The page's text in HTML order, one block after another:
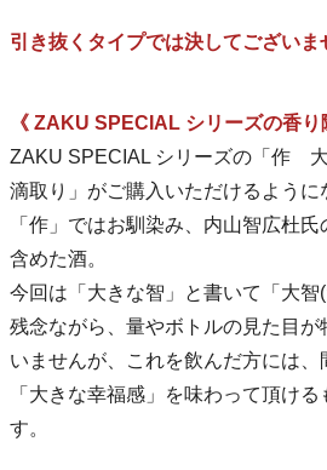
引き抜くタイプでは決してございま
《 ZAKU SPECIAL シリーズの香り
ZAKU SPECIAL シリーズの「作
滴取り」がご購入いただけるように
「作」ではお馴染み、内山智広杜
含めた酒。
今回は「大きな智」と書いて「大智(
残念ながら、量やボトルの見た目
いませんが、これを飲んだ方には、
「大きな幸福感」を味わって頂け
す。